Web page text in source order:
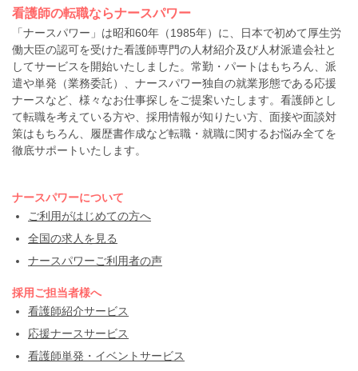
看護師の転職ならナースパワー
「ナースパワー」は昭和60年（1985年）に、日本で初めて厚生労
働大臣の認可を受けた看護師専門の人材紹介及び人材派遣会社と
してサービスを開始いたしました。常勤・パートはもちろん、派
遣や単発（業務委託）、ナースパワー独自の就業形態である応援
ナースなど、様々なお仕事探しをご提案いたします。看護師とし
て転職を考えている方や、採用情報が知りたい方、面接や面談対
策はもちろん、履歴書作成など転職・就職に関するお悩み全てを
徹底サポートいたします。
ナースパワーについて
ご利用がはじめての方へ
全国の求人を見る
ナースパワーご利用者の声
採用ご担当者様へ
看護師紹介サービス
応援ナースサービス
看護師単発・イベントサービス